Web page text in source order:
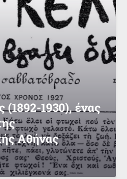
(1892-1930), ένας
Αθήνας